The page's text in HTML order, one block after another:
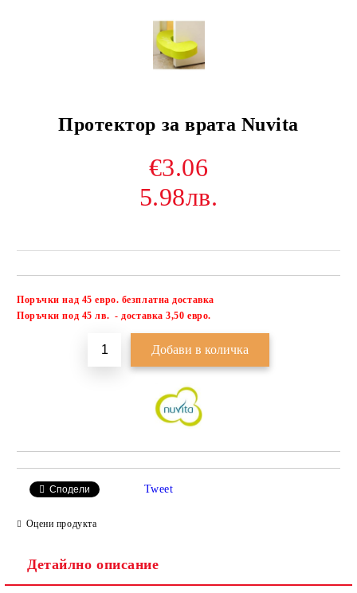
Протектор за врата Nuvita
€3.06
5.98лв.
Поръчки над 45 евро. безплатна доставка
Поръчки под 45 лв. - доставка 3,50 евро.
Сподели Tweet
Оцени продукта
Детайлно описание